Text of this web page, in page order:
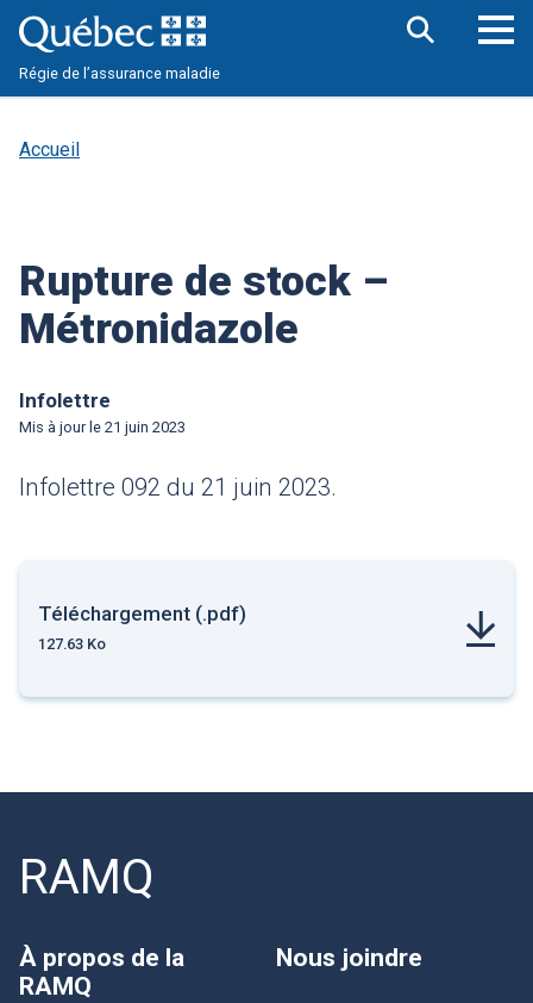
contenu
principal
Régie de l’assurance maladie
Accueil
Rupture de stock –
Métronidazole
Infolettre
Mis à jour le 21 juin 2023
Infolettre 092 du 21 juin 2023.
Téléchargement (.pdf)
127.63 Ko
RAMQ
À propos de la
RAMQ
Nous joindre